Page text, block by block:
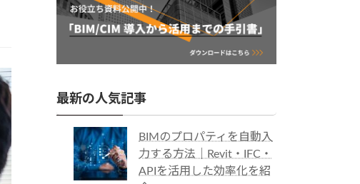
最新の人気記事
BIMのプロパティを自動入
力する方法｜Revit・IFC・
APIを活用した効率化を紹